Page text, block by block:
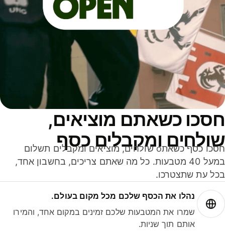
כשאתם מוציאים,
ומקבלים כסף
חסכו כסף כשאתo שולחים, מוציאים ומקבלים תשלום
במעל 40 מטבעות. כל מה שאתם צריכים, בחשבון אחד,
עת שתצטרכו.
נהלו את הכסף שלכם מכל מקום בעולם.
שמרו את המטבעות שלכם זמינים במקום אחד, והמירו
אותם תוך שניות.